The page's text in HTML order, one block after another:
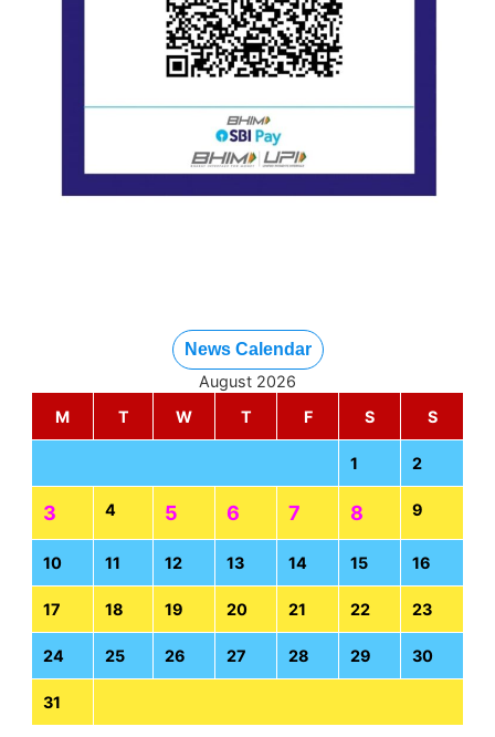
News Calendar
August 2026
M
T W T F S S
1 2
3 4 5 6 7 8 9
10 11 12 13 14 15 16
17 18 19 20 21 22 23
24 25 26 27 28 29 30
31